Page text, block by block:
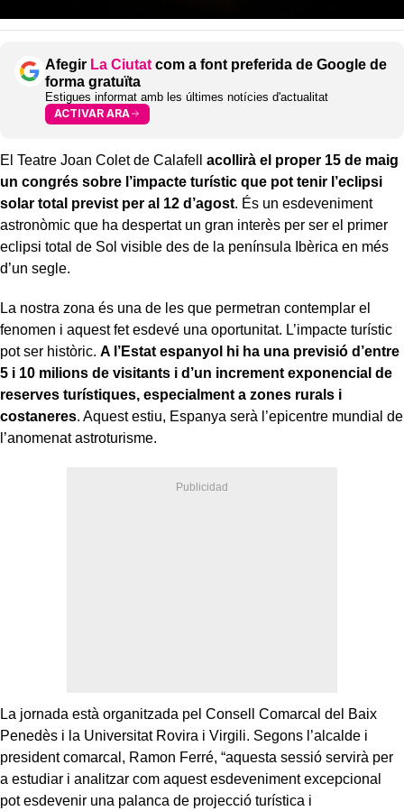
Afegir La Ciutat com a font preferida de Google de
forma gratuïta
Estigues informat amb les últimes notícies d'actualitat
ACTIVAR ARA
El Teatre Joan Colet de Calafell acollirà el proper 15 de maig
un congrés sobre l’impacte turístic que pot tenir l’eclipsi
solar total previst per al 12 d’agost. És un esdeveniment
astronòmic que ha despertat un gran interès per ser el primer
eclipsi total de Sol visible des de la península Ibèrica en més
d’un segle.
La nostra zona és una de les que permetran contemplar el
fenomen i aquest fet esdevé una oportunitat. L’impacte turístic
pot ser històric. A l’Estat espanyol hi ha una previsió d’entre
5 i 10 milions de visitants i d’un increment exponencial de
reserves turístiques, especialment a zones rurals i
costaneres. Aquest estiu, Espanya serà l’epicentre mundial de
l’anomenat astroturisme.
La jornada està organitzada pel Consell Comarcal del Baix
Penedès i la Universitat Rovira i Virgili. Segons l’alcalde i
president comarcal, Ramon Ferré, “aquesta sessió servirà per
a estudiar i analitzar com aquest esdeveniment excepcional
pot esdevenir una palanca de projecció turística i